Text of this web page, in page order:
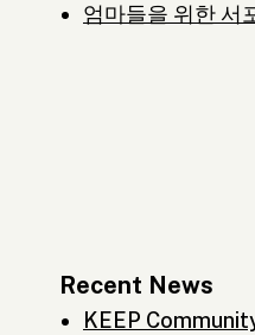
엄마들을 위한 서
Recent News
KEEP